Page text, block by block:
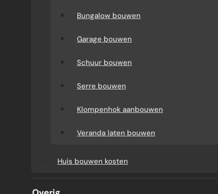
Bungalow bouwen
Garage bouwen
Schuur bouwen
Serre bouwen
Klompenhok aanbouwen
Veranda laten bouwen
Huis bouwen kosten
BESTE
ISOLATIEMATERIALEN